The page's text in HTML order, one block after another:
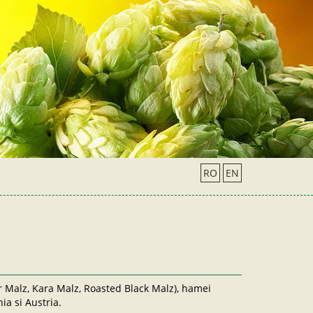
RO EN
Kara Malz, Roasted Black Malz), hamei
si Austria.